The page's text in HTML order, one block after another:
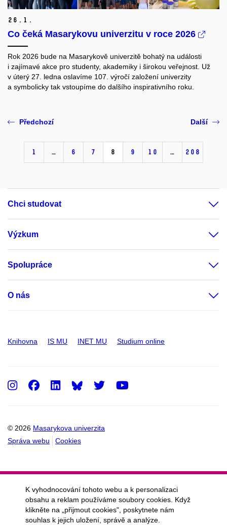
26. 1.
Co čeká Masarykovu univerzitu v roce 2026
Rok 2026 bude na Masarykově univerzitě bohatý na události
i zajímavé akce pro studenty, akademiky i širokou veřejnost. Už
v úterý 27. ledna oslavíme 107. výročí založení univerzity
a symbolicky tak vstoupíme do dalšího inspirativního roku.
Předchozí
1 … 6 7 8 9 10 … 208
Další
Chci studovat
Výzkum
Spolupráce
O nás
Knihovna IS MU INET MU Studium online
© 2026 Masarykova univerzita
Správa webu
Cookies
Instagram
Facebook
LinkedInTwitter
K vyhodnocování tohoto webu a k personalizaci
obsahu a reklam používáme soubory cookies. Když
klikněte na „přijmout cookies", poskytnete nám
souhlas k jejich uložení, správě a analýze.